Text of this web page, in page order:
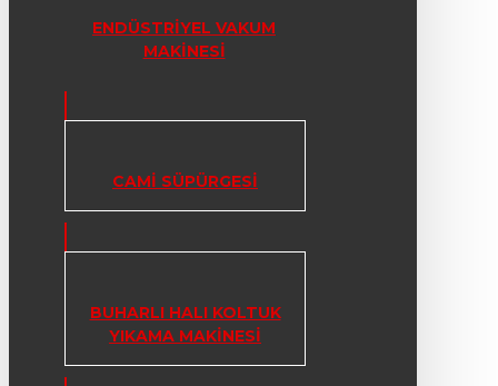
ENDÜSTRIYEL VAKUM
MAKINESI
CAMI SÜPÜRGESI
BUHARLI HALI KOLTUK
YIKAMA MAKINESI